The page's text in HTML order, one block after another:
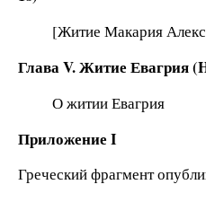
[Житие Макария
Глава V. Житие Евагрия
О житии Евагрия
Приложение I
Греческий фрагмент